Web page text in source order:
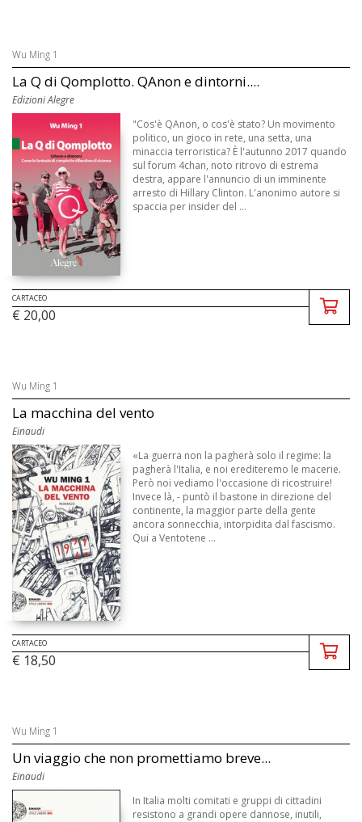
Wu Ming 1
La Q di Qomplotto. QAnon e dintorni....
Edizioni Alegre
"Cos'è QAnon, o cos'è stato? Un movimento
politico, un gioco in rete, una setta, una
minaccia terroristica? È l'autunno 2017 quando
sul forum 4chan, noto ritrovo di estrema
destra, appare l'annuncio di un imminente
arresto di Hillary Clinton. L'anonimo autore si
spaccia per insider del ...
CARTACEO
€ 20,00
Wu Ming 1
La macchina del vento
Einaudi
«La guerra non la pagherà solo il regime: la
pagherà l'Italia, e noi erediteremo le macerie.
Però noi vediamo l'occasione di ricostruire!
Invece là, - puntò il bastone in direzione del
continente, la maggior parte della gente
ancora sonnecchia, intorpidita dal fascismo.
Qui a Ventotene ...
CARTACEO
€ 18,50
Wu Ming 1
Un viaggio che non promettiamo breve...
Einaudi
In Italia molti comitati e gruppi di cittadini
resistono a grandi opere dannose, inutili,